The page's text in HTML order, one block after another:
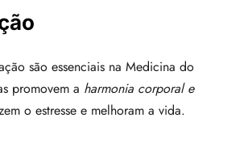
são essenciais na Medicina do
promovem a harmonia corporal e
o estresse e melhoram a vida.